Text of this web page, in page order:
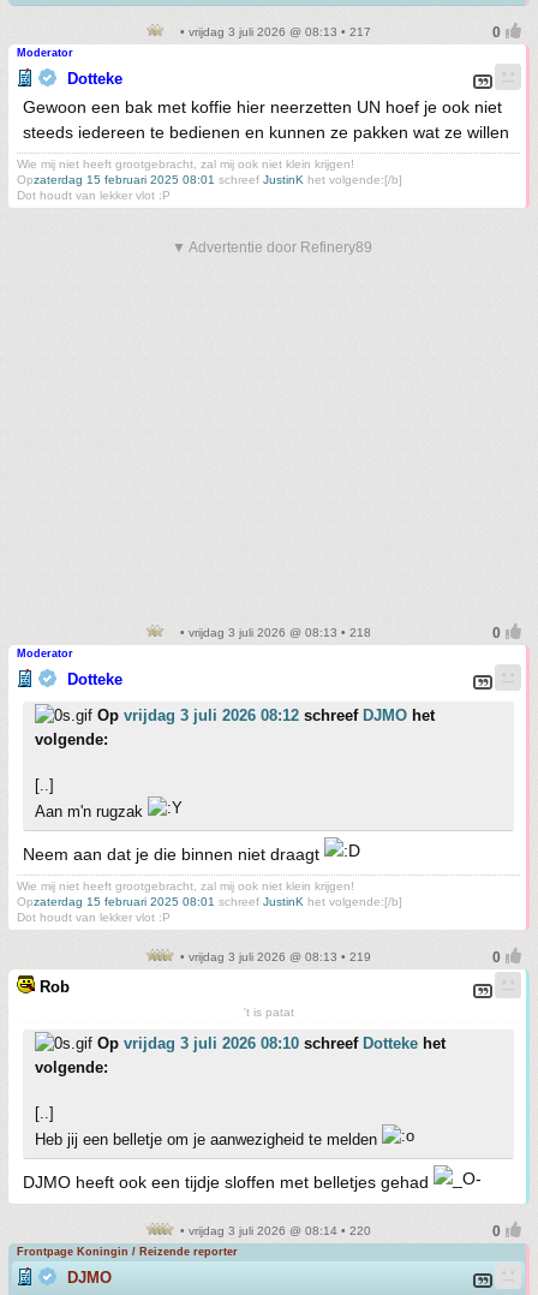
• vrijdag 3 juli 2026 @ 08:13 • 217
Moderator
Dotteke
Gewoon een bak met koffie hier neerzetten UN hoef je ook niet
steeds iedereen te bedienen en kunnen ze pakken wat ze willen
Wie mij niet heeft grootgebracht, zal mij ook niet klein krijgen!
Opzaterdag 15 februari 2025 08:01 schreef JustinK het volgende:[/b]
Dot houdt van lekker vlot :P
▼ Advertentie door Refinery89
• vrijdag 3 juli 2026 @ 08:13 • 218
Moderator
Dotteke
Op vrijdag 3 juli 2026 08:12 schreef DJMO het
volgende:
[..]
Aan m'n rugzak
Neem aan dat je die binnen niet draagt
Wie mij niet heeft grootgebracht, zal mij ook niet klein krijgen!
Opzaterdag 15 februari 2025 08:01 schreef JustinK het volgende:[/b]
Dot houdt van lekker vlot :P
• vrijdag 3 juli 2026 @ 08:13 • 219
Rob
't is patat
Op vrijdag 3 juli 2026 08:10 schreef Dotteke het
volgende:
[..]
Heb jij een belletje om je aanwezigheid te melden
DJMO heeft ook een tijdje sloffen met belletjes gehad
• vrijdag 3 juli 2026 @ 08:14 • 220
Frontpage Koningin / Reizende reporter
DJMO